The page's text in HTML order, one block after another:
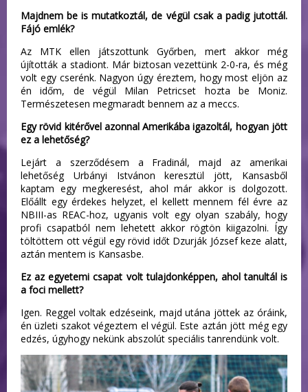
Majdnem be is mutatkoztál, de végül csak a padig jutottál.
Fájó emlék?
Az MTK ellen játszottunk Győrben, mert akkor még
újították a stadiont. Már biztosan vezettünk 2-0-ra, és még
volt egy cserénk. Nagyon úgy éreztem, hogy most eljön az
én időm, de végül Milan Petricset hozta be Moniz.
Természetesen megmaradt bennem az a meccs.
Egy rövid kitérővel azonnal Amerikába igazoltál, hogyan jött
ez a lehetőség?
Lejárt a szerződésem a Fradinál, majd az amerikai
lehetőség Urbányi Istvánon keresztül jött, Kansasből
kaptam egy megkeresést, ahol már akkor is dolgozott.
Előállt egy érdekes helyzet, el kellett mennem fél évre az
NBIII-as REAC-hoz, ugyanis volt egy olyan szabály, hogy
profi csapatból nem lehetett akkor rögtön kiigazolni. Így
töltöttem ott végül egy rövid időt Dzurják József keze alatt,
aztán mentem is Kansasbe.
Ez az egyetemi csapat volt tulajdonképpen, ahol tanultál is
a foci mellett?
Igen. Reggel voltak edzéseink, majd utána jöttek az óráink,
én üzleti szakot végeztem el végül. Este aztán jött még egy
edzés, úgyhogy nekünk abszolút speciális tanrendünk volt.